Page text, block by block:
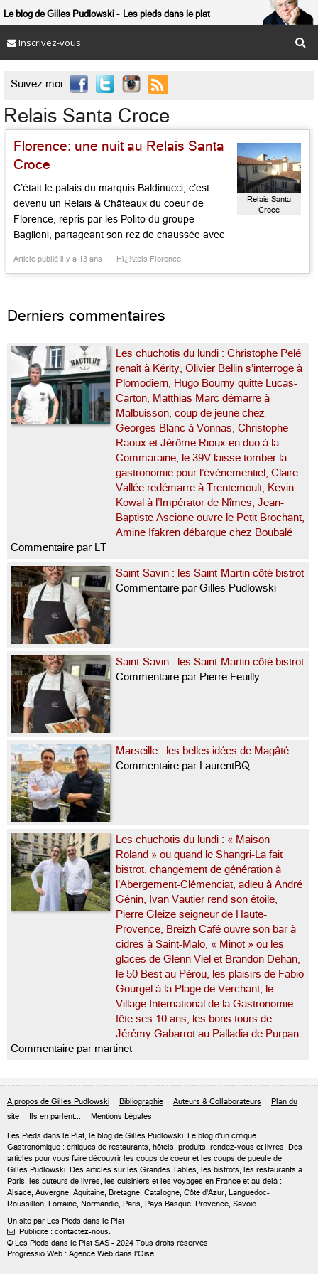
Le blog de Gilles Pudlowski Les pieds dans le plat
Inscrivez-vous
Suivez moi 
Relais Santa Croce
Florence: une nuit au Relais Santa
Croce
C’était le palais du marquis Baldinucci, c’est
devenu un Relais & Châteaux du coeur de
Florence, repris par les Polito du groupe
Baglioni, partageant son rez de chaussée avec
pour y séjourner dans le cadre d’un dîner chez
Article publié il y a 13 ans Hï¿½tels Florence
Relais Santa
Croce
Derniers commentaires
Les chuchotis du lundi : Christophe Pelé
renaît à Kérity, Olivier Bellin s’interroge à
Plomodiern, Hugo Bourny quitte Lucas-
Carton, Matthias Marc démarre à
Malbuisson, coup de jeune chez
Georges Blanc à Vonnas, Christophe
Raoux et Jérôme Rioux en duo à la
Commaraine, le 39V laisse tomber la
gastronomie pour l’événementiel, Claire
Vallée redémarre à Trentemoult, Kevin
Kowal à l’Impérator de Nîmes, Jean-
Baptiste Ascione ouvre le Petit Brochant,
Amine Ifakren débarque chez Boubalé
Commentaire par LT
Saint-Savin : les Saint-Martin côté bistrot
Commentaire par Gilles Pudlowski
Saint-Savin : les Saint-Martin côté bistrot
Commentaire par Pierre Feuilly
Marseille : les belles idées de Magâté
Commentaire par LaurentBQ
Les chuchotis du lundi : « Maison
Roland » ou quand le Shangri-La fait
bistrot, changement de génération à
l’Abergement-Clémenciat, adieu à André
Génin, Ivan Vautier rend son étoile,
Pierre Gleize seigneur de Haute-
Provence, Breizh Café ouvre son bar à
cidres à Saint-Malo, « Minot » ou les
glaces de Glenn Viel et Brandon Dehan,
le 50 Best au Pérou, les plaisirs de Fabio
Gourgel à la Plage de Verchant, le
Village International de la Gastronomie
fête ses 10 ans, les bons tours de
Jérémy Gabarrot au Palladia de Purpan
Commentaire par martinet
A propos de Gilles Pudlowski Bibliographie Auteurs & Collaborateurs
Plan du
site
Ils en parlent... Mentions Légales
Les Pieds dans le Plat, le blog de Gilles Pudlowski. Le blog d'un critique
Gastronomique : critiques de restaurants, hôtels, produits, rendez-vous et livres. Des
articles pour vous faire découvrir les coups de coeur et les coups de gueule de
Gilles Pudlowski. Des articles sur les Grandes Tables, les bistrots, les restaurants à
Paris, les auteurs de livres, les cuisiniers et les voyages en France et au-delà :
Alsace, Auvergne, Aquitaine, Bretagne, Catalogne, Côte d'Azur, Languedoc-
Roussillon, Lorraine, Normandie, Paris, Pays Basque, Provence, Savoie...
Un site par Les Pieds dans le Plat
 Publicité : contactez-nous.
© Les Pieds dans le Plat SAS - 2024 Tous droits réservés
Progressio Web : Agence Web dans l'Oise